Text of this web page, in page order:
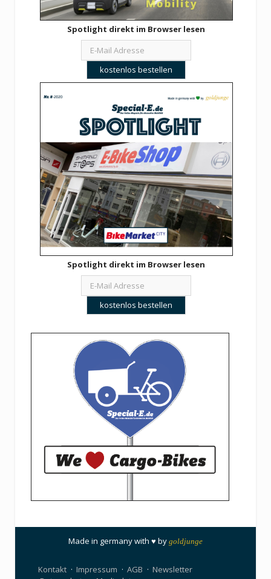
Spotlight direkt im Browser lesen
Spotlight direkt im Browser lesen
Made in germany with ♥ by goldjunge
Kontakt Impressum AGB
Newsletter